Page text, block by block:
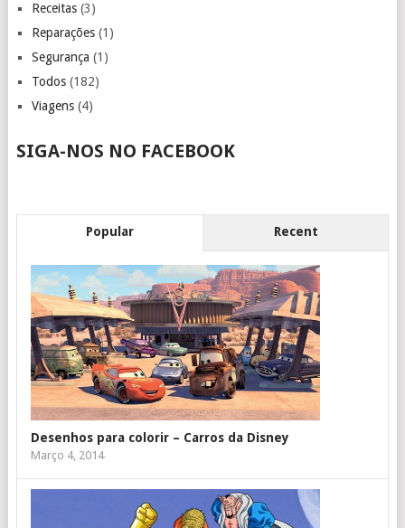
Receitas(3)
Reparações(1)
Segurança (1)
Todos(182)
Viagens(4)
SIGA-NOS NO FACEBOOK
Popular Recent
Desenhos para colorir – Carros da Disney
Março 4, 2014